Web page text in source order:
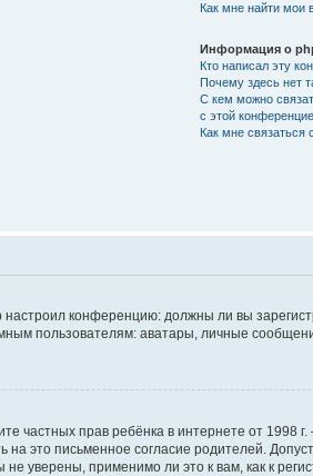
Как мне найти мои
Информация о
Кто написал эту
Почему здесь нет
С кем можно
с этой
Как мне связаться
настроил конференцию: должны ли вы
пользователям: аватары, личные
частных прав ребёнка в интернете от
это письменное согласие родителей.
уверены, применимо ли это к вам, как к